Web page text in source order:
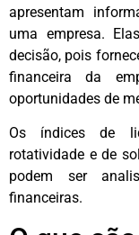
apresentam
uma empresa.
decisão, pois
financeira da
oportunidades de
Os índices de
rotatividade e de
podem ser
financeiras.